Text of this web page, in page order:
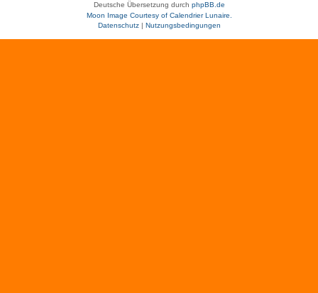
Deutsche Übersetzung durch phpBB.de
Moon Image Courtesy of Calendrier Lunaire.
Datenschutz| Nutzungsbedingungen